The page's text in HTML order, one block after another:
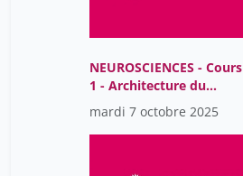
NEUROSCIENCES - Cours
1 - Architecture du
système nerveux
mardi 7 octobre 2025